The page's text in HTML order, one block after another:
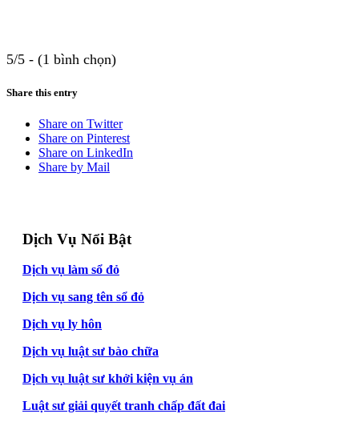
5/5 - (1 bình chọn)
Share this entry
Share on Twitter
Share on Pinterest
Share on LinkedIn
Share by Mail
Dịch Vụ Nổi Bật
Dịch vụ làm sổ đỏ
Dịch vụ sang tên sổ đỏ
Dịch vụ ly hôn
Dịch vụ luật sư bào chữa
Dịch vụ luật sư khởi kiện vụ án
Luật sư giải quyết tranh chấp đất đai